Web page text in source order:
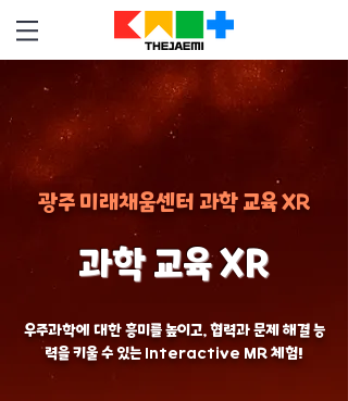
광주 미래채움센터 과학 교육 XR
​과학 교육 XR
우주과학에 대한 흥미를 높이고, 협력과 문제 해결 능
력을 키울 수 있는 Interactive MR 체험!